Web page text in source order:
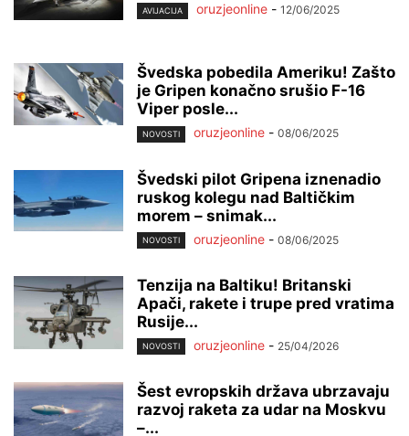
AVIJACIJA oruzjeonline - 12/06/2025
Švedska pobedila Ameriku! Zašto
je Gripen konačno srušio F-16
Viper posle...
NOVOSTI oruzjeonline - 08/06/2025
Švedski pilot Gripena iznenadio
ruskog kolegu nad Baltičkim
morem – snimak...
NOVOSTI oruzjeonline - 08/06/2025
Tenzija na Baltiku! Britanski
Apači, rakete i trupe pred vratima
Rusije...
NOVOSTI oruzjeonline - 25/04/2026
Šest evropskih država ubrzavaju
razvoj raketa za udar na Moskvu
–...